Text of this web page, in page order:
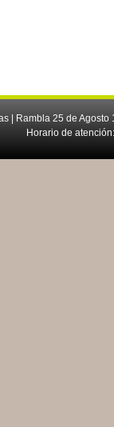
| Rambla 25 de
Horario de